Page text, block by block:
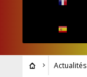
Actualités